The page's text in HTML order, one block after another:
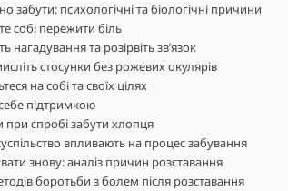
забути: психологічні та біологічні причини
собі пережити біль
нагадування та розірвіть зв’язок
стосунки без рожевих окулярів
на собі та своїх цілях
підтримкою
спробі забути хлопця
впливають на процес забування
знову: аналіз причин розставання
боротьби з болем після розставання